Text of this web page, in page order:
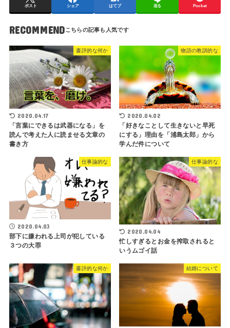
ポスト シェア はてブ 送る Pocket
RECOMMEND
書評的な何か
2020.04.17
「言葉にできるは武器になる」を
読んで考えた人に読ませる文章の
書き方
物語の教訓的な
2020.04.02
「好きなことして生きないと早死
にする」理由を「浦島太郎」から
学んだ件について
仕事論的な
2020.04.03
部下に嫌われる上司が犯している
３つの大罪
仕事論的な
2020.04.04
忙しすぎるとお金を搾取されると
いうムゴイ話
書評的な何か 結婚について